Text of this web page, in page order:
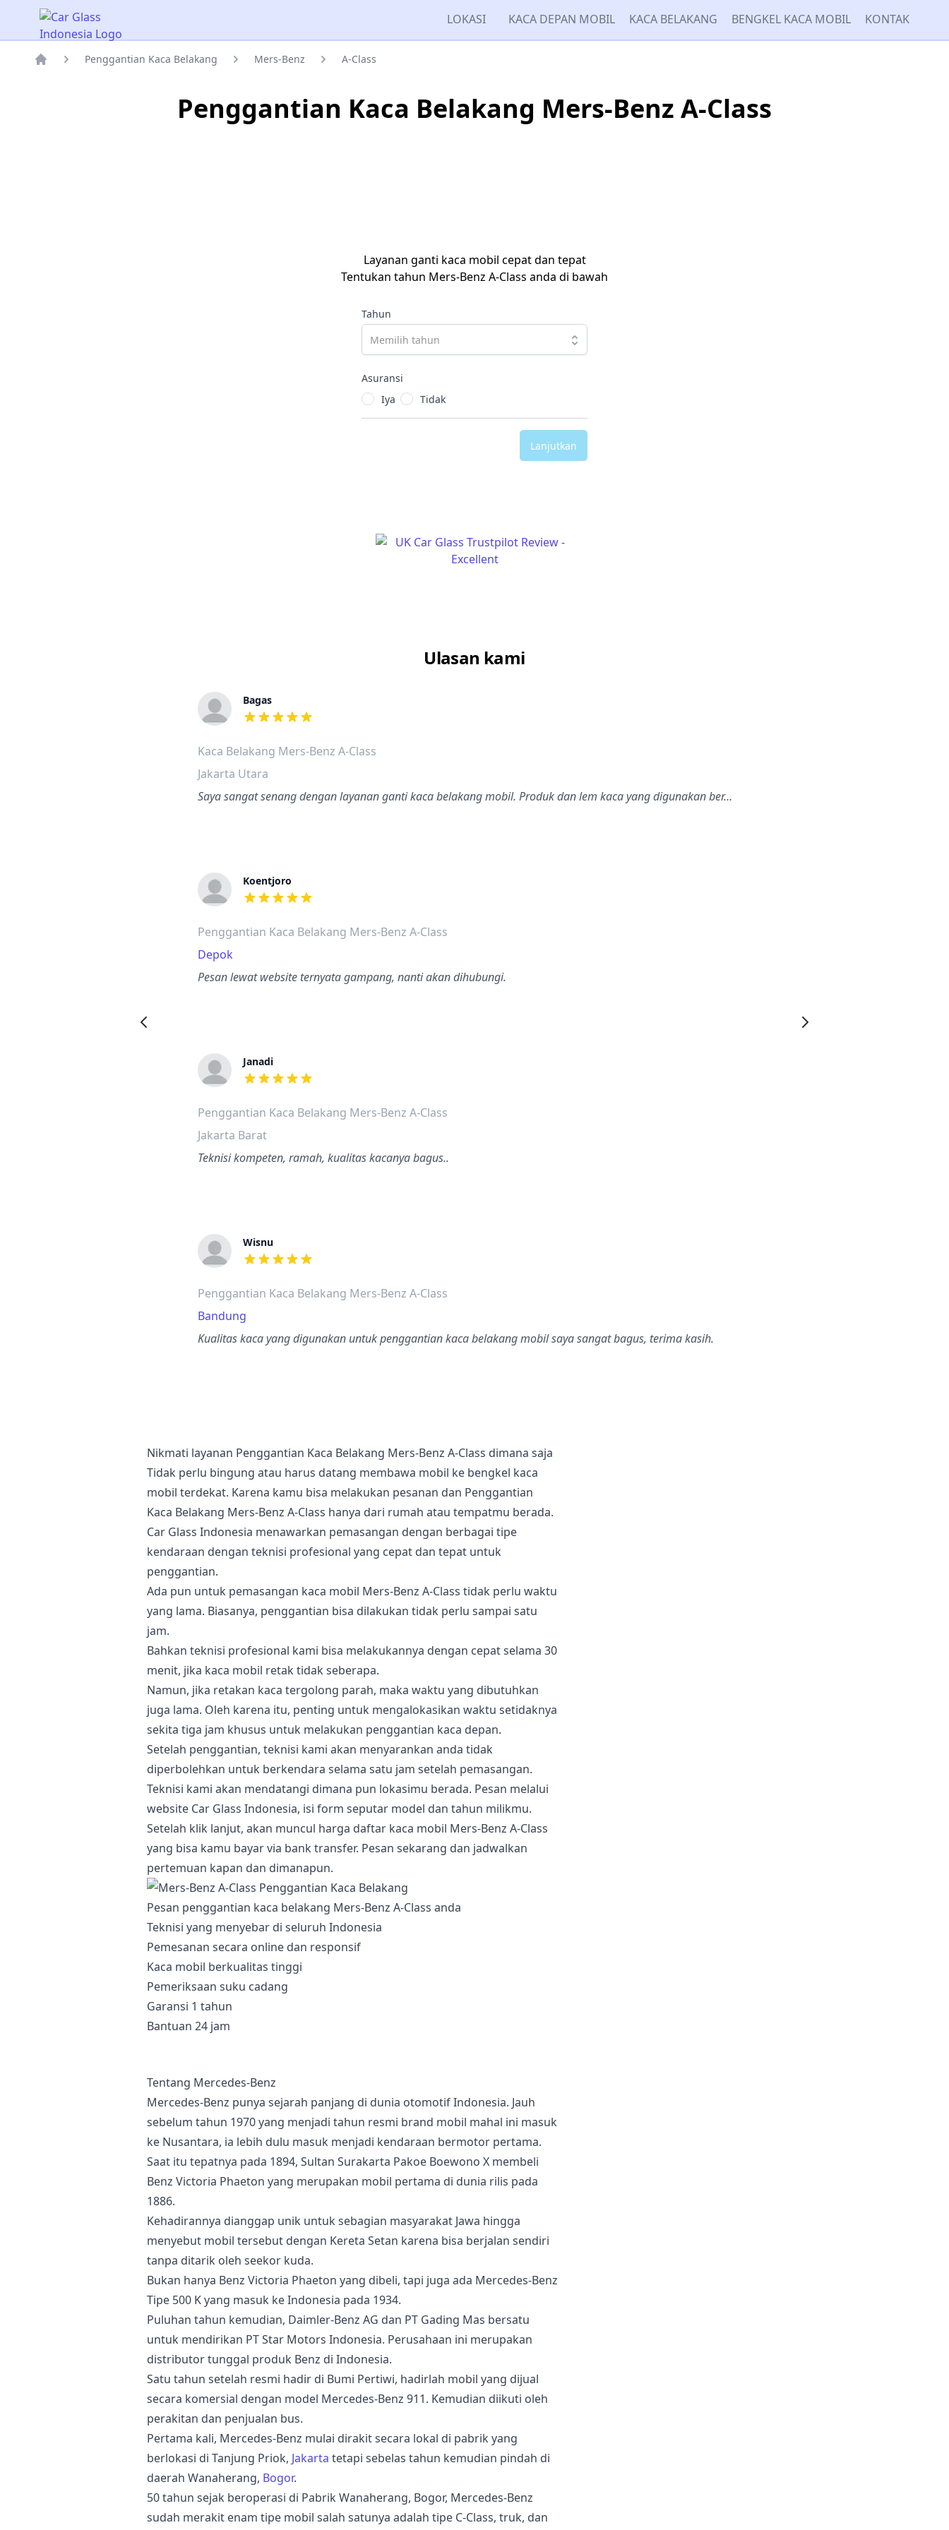
Car Glass Indonesia LOKASI KACA DEPAN MOBIL KACA BELAKANG BENGKEL KACA MOBIL KONTAK
Penggantian Kaca Belakang Mers-Benz A-Class
Penggantian Kaca Belakang Mers-Benz A-Class
Layanan ganti kaca mobil cepat dan tepat
Tentukan tahun Mers-Benz A-Class anda di bawah
Tahun
Asuransi
Iya
Tidak
Lanjutkan
Ulasan kami
Bagas
dari ulasan adalah bintang lima
Kaca Belakang Mers-Benz A-Class
Jakarta Utara
Saya sangat senang dengan layanan ganti kaca belakang mobil. Produk dan lem kaca yang digunakan ber…
Koentjoro
dari ulasan adalah bintang lima
Penggantian Kaca Belakang Mers-Benz A-Class
Depok
Pesan lewat website ternyata gampang, nanti akan dihubungi.
Janadi
dari ulasan adalah bintang lima
Penggantian Kaca Belakang Mers-Benz A-Class
Jakarta Barat
Teknisi kompeten, ramah, kualitas kacanya bagus..
Wisnu
dari ulasan adalah bintang lima
Penggantian Kaca Belakang Mers-Benz A-Class
Bandung
Kualitas kaca yang digunakan untuk penggantian kaca belakang mobil saya sangat bagus, terima kasih.
Nikmati layanan Penggantian Kaca Belakang Mers-Benz A-Class dimana saja
Tidak perlu bingung atau harus datang membawa mobil ke bengkel kaca
mobil terdekat. Karena kamu bisa melakukan pesanan dan Penggantian
Kaca Belakang Mers-Benz A-Class hanya dari rumah atau tempatmu berada.
Car Glass Indonesia menawarkan pemasangan dengan berbagai tipe
kendaraan dengan teknisi profesional yang cepat dan tepat untuk
penggantian.
Ada pun untuk pemasangan kaca mobil Mers-Benz A-Class tidak perlu waktu
yang lama. Biasanya, penggantian bisa dilakukan tidak perlu sampai satu
jam.
Bahkan teknisi profesional kami bisa melakukannya dengan cepat selama 30
menit, jika kaca mobil retak tidak seberapa.
Namun, jika retakan kaca tergolong parah, maka waktu yang dibutuhkan
juga lama. Oleh karena itu, penting untuk mengalokasikan waktu setidaknya
sekita tiga jam khusus untuk melakukan penggantian kaca depan.
Setelah penggantian, teknisi kami akan menyarankan anda tidak
diperbolehkan untuk berkendara selama satu jam setelah pemasangan.
Teknisi kami akan mendatangi dimana pun lokasimu berada. Pesan melalui
website Car Glass Indonesia, isi form seputar model dan tahun milikmu.
Setelah klik lanjut, akan muncul harga daftar kaca mobil Mers-Benz A-Class
yang bisa kamu bayar via bank transfer. Pesan sekarang dan jadwalkan
pertemuan kapan dan dimanapun.
Pesan penggantian kaca belakang Mers-Benz A-Class anda
Teknisi yang menyebar di seluruh Indonesia
Pemesanan secara online dan responsif
Kaca mobil berkualitas tinggi
Pemeriksaan suku cadang
Garansi 1 tahun
Bantuan 24 jam
Tentang Mercedes-Benz
Mercedes-Benz punya sejarah panjang di dunia otomotif Indonesia. Jauh
sebelum tahun 1970 yang menjadi tahun resmi brand mobil mahal ini masuk
ke Nusantara, ia lebih dulu masuk menjadi kendaraan bermotor pertama.
Saat itu tepatnya pada 1894, Sultan Surakarta Pakoe Boewono X membeli
Benz Victoria Phaeton yang merupakan mobil pertama di dunia rilis pada
1886.
Kehadirannya dianggap unik untuk sebagian masyarakat Jawa hingga
menyebut mobil tersebut dengan Kereta Setan karena bisa berjalan sendiri
tanpa ditarik oleh seekor kuda.
Bukan hanya Benz Victoria Phaeton yang dibeli, tapi juga ada Mercedes-Benz
Tipe 500 K yang masuk ke Indonesia pada 1934.
Puluhan tahun kemudian, Daimler-Benz AG dan PT Gading Mas bersatu
untuk mendirikan PT Star Motors Indonesia. Perusahaan ini merupakan
distributor tunggal produk Benz di Indonesia.
Satu tahun setelah resmi hadir di Bumi Pertiwi, hadirlah mobil yang dijual
secara komersial dengan model Mercedes-Benz 911. Kemudian diikuti oleh
perakitan dan penjualan bus.
Pertama kali, Mercedes-Benz mulai dirakit secara lokal di pabrik yang
berlokasi di Tanjung Priok, Jakarta tetapi sebelas tahun kemudian pindah di
daerah Wanaherang, Bogor.
50 tahun sejak beroperasi di Pabrik Wanaherang, Bogor, Mercedes-Benz
sudah merakit enam tipe mobil salah satunya adalah tipe C-Class, truk, dan